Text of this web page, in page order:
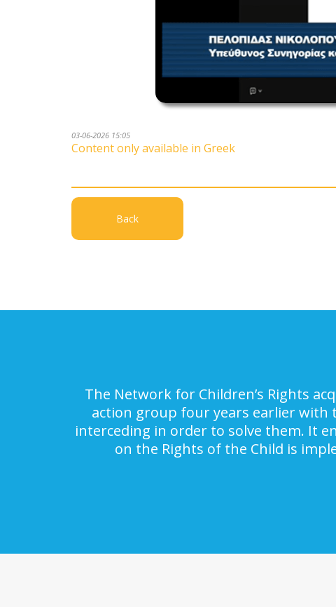
03-06-2026 15:05
Content only available in Greek
Back
The Network for Children’s Rights
action group four years earlier with
interceding in order to solve them. It
on the Rights of the Child is